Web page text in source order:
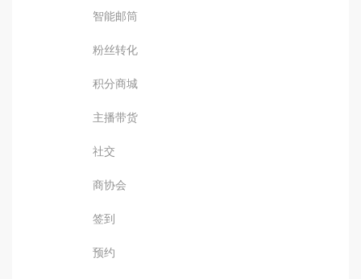
智能邮筒
粉丝转化
积分商城
主播带货
社交
商协会
签到
预约